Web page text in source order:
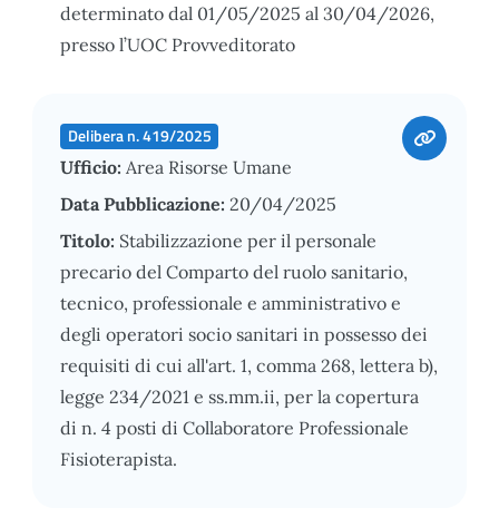
determinato dal 01/05/2025 al 30/04/2026,
presso l’UOC Provveditorato
Delibera n. 419/2025
Ufficio: Area Risorse Umane
Data Pubblicazione: 20/04/2025
Titolo: Stabilizzazione per il personale
precario del Comparto del ruolo sanitario,
tecnico, professionale e amministrativo e
degli operatori socio sanitari in possesso dei
requisiti di cui all'art. 1, comma 268, lettera b),
legge 234/2021 e ss.mm.ii, per la copertura
di n. 4 posti di Collaboratore Professionale
Fisioterapista.